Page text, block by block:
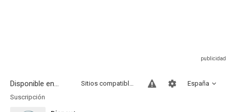
Disponible en... España
Sitios compatibles
Suscripción